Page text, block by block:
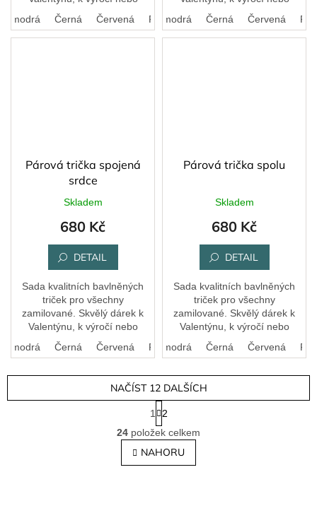
prostě jen tak.
modrá Černá Červená FIalová
prostě jen tak.
Bílá Královská modrá Černá Červená
Párová trička spojená
srdce
Skladem
680 Kč
DETAIL
Sada kvalitních bavlněných
triček pro všechny
zamilované. Skvělý dárek k
Valentýnu, k výročí nebo
prostě jen tak.
modrá Černá Červená FIalová
Párová trička spolu
Skladem
680 Kč
DETAIL
Sada kvalitních bavlněných
triček pro všechny
zamilované. Skvělý dárek k
Valentýnu, k výročí nebo
prostě jen tak. Rok
seznámení Vám upravíme dle
Bílá Královská modrá Černá Červená
O
v
l
á
NAČÍST 12 DALŠÍCH
S
t
r
á
n
k
1
2
24 položek celkem
NAHORU